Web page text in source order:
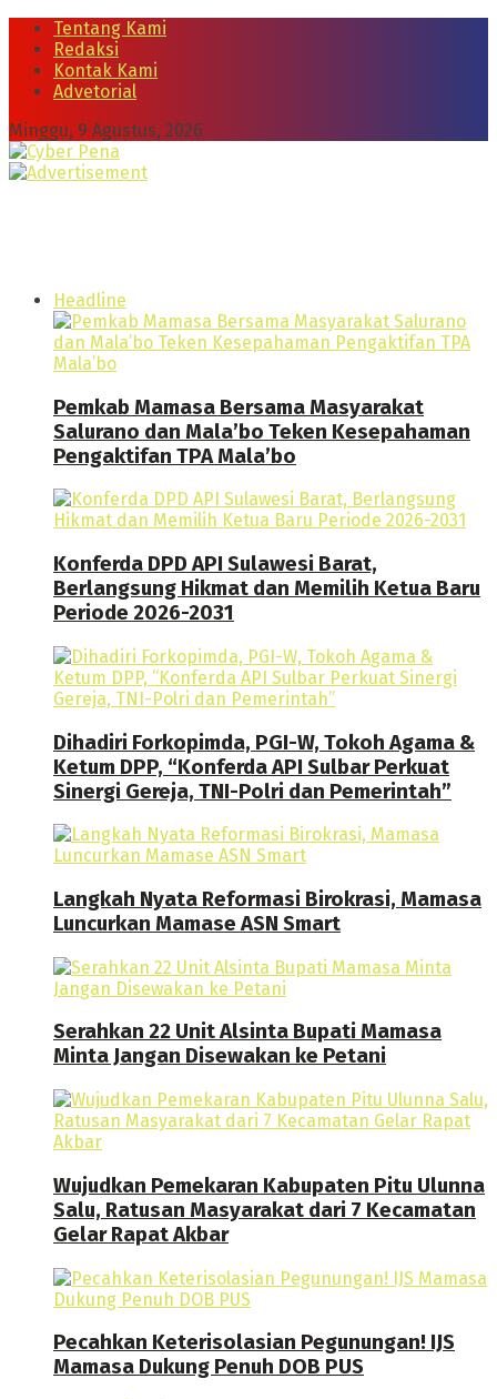
Tentang Kami
Redaksi
Kontak Kami
Advetorial
Minggu, 9 Agustus, 2026
Headline
Pemkab Mamasa Bersama Masyarakat
Salurano dan Mala’bo Teken Kesepahaman
Pengaktifan TPA Mala’bo
Konferda DPD API Sulawesi Barat,
Berlangsung Hikmat dan Memilih Ketua Baru
Periode 2026-2031
Dihadiri Forkopimda, PGI-W, Tokoh Agama &
Ketum DPP, “Konferda API Sulbar Perkuat
Sinergi Gereja, TNI-Polri dan Pemerintah”
Langkah Nyata Reformasi Birokrasi, Mamasa
Luncurkan Mamase ASN Smart
Serahkan 22 Unit Alsinta Bupati Mamasa
Minta Jangan Disewakan ke Petani
Wujudkan Pemekaran Kabupaten Pitu Ulunna
Salu, Ratusan Masyarakat dari 7 Kecamatan
Gelar Rapat Akbar
Pecahkan Keterisolasian Pegunungan! IJS
Mamasa Dukung Penuh DOB PUS